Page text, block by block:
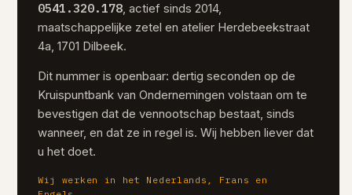
0541.320.178, actief sinds 2014,
maatschappelijke zetel en atelier Herdebeekstraat
4a, 1701 Dilbeek.
Dit nummer is openbaar: dertig seconden op de
Kruispuntbank van Ondernemingen volstaan om te
bevestigen dat de vennootschap bestaat, sinds
wanneer, en dat ze in regel is. Wij hebben liever dat
u het doet.
Wij werken in het Nederlands, Frans en